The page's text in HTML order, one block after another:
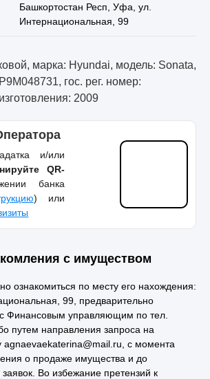
Башкортостан Респ, Уфа, ул.
Интернациональная, 99
марка: Hyundai, модель: Sonata,
гос. рег. номер:
2009
и/или
QR-
банка
) или
с имуществом
по месту его нахождения:
99, предварительно
Финансовым управляющим по тел.
путем направления запроса на
agnaevaekaterina@mail.ru, с момента
о продаже имущества и до
Во избежание претензий к